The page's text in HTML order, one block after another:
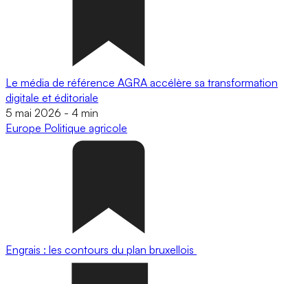
Le média de référence AGRA accélère sa transformation
digitale et éditoriale
5 mai 2026 - 4 min
Europe Politique agricole
Engrais : les contours du plan bruxellois